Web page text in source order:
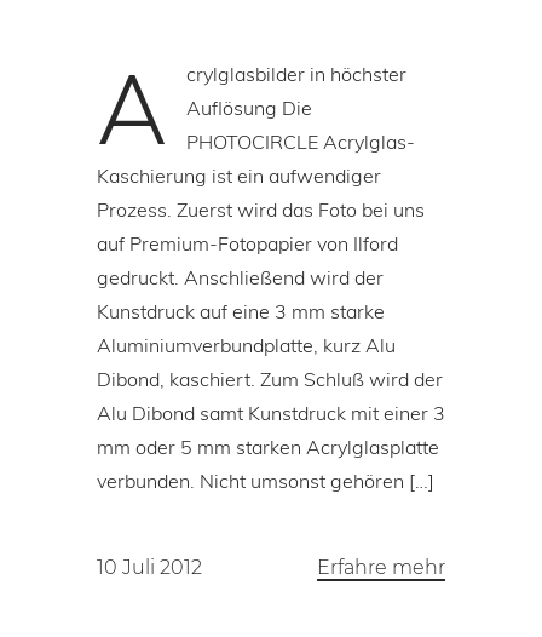
A
crylglasbilder in höchster
Auflösung Die
PHOTOCIRCLE Acrylglas-
Kaschierung ist ein aufwendiger
Prozess. Zuerst wird das Foto bei uns
auf Premium-Fotopapier von Ilford
gedruckt. Anschließend wird der
Kunstdruck auf eine 3 mm starke
Aluminiumverbundplatte, kurz Alu
Dibond, kaschiert. Zum Schluß wird der
Alu Dibond samt Kunstdruck mit einer 3
mm oder 5 mm starken Acrylglasplatte
verbunden. Nicht umsonst gehören […]
10 Juli 2012 Erfahre mehr